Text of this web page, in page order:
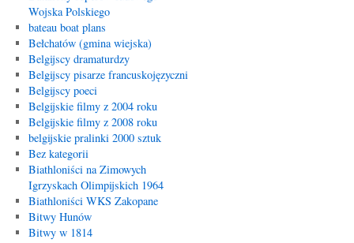
Wojska Polskiego
bateau boat plans
Bełchatów (gmina wiejska)
Belgijscy dramaturdzy
Belgijscy pisarze francuskojęzyczni
Belgijscy poeci
Belgijskie filmy z 2004 roku
Belgijskie filmy z 2008 roku
belgijskie pralinki 2000 sztuk
Bez kategorii
Biathloniści na Zimowych
Igrzyskach Olimpijskich 1964
Biathloniści WKS Zakopane
Bitwy Hunów
Bitwy w 1814